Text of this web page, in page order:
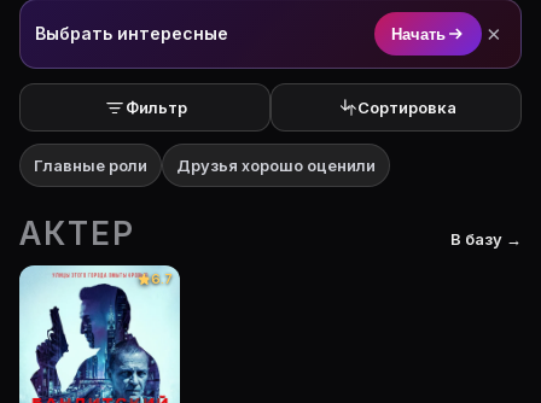
Выбрать интересные Начать ×
Фильтр Сортировка
Главные роли Друзья хорошо оценили
АКТЕР В базу →
6.7